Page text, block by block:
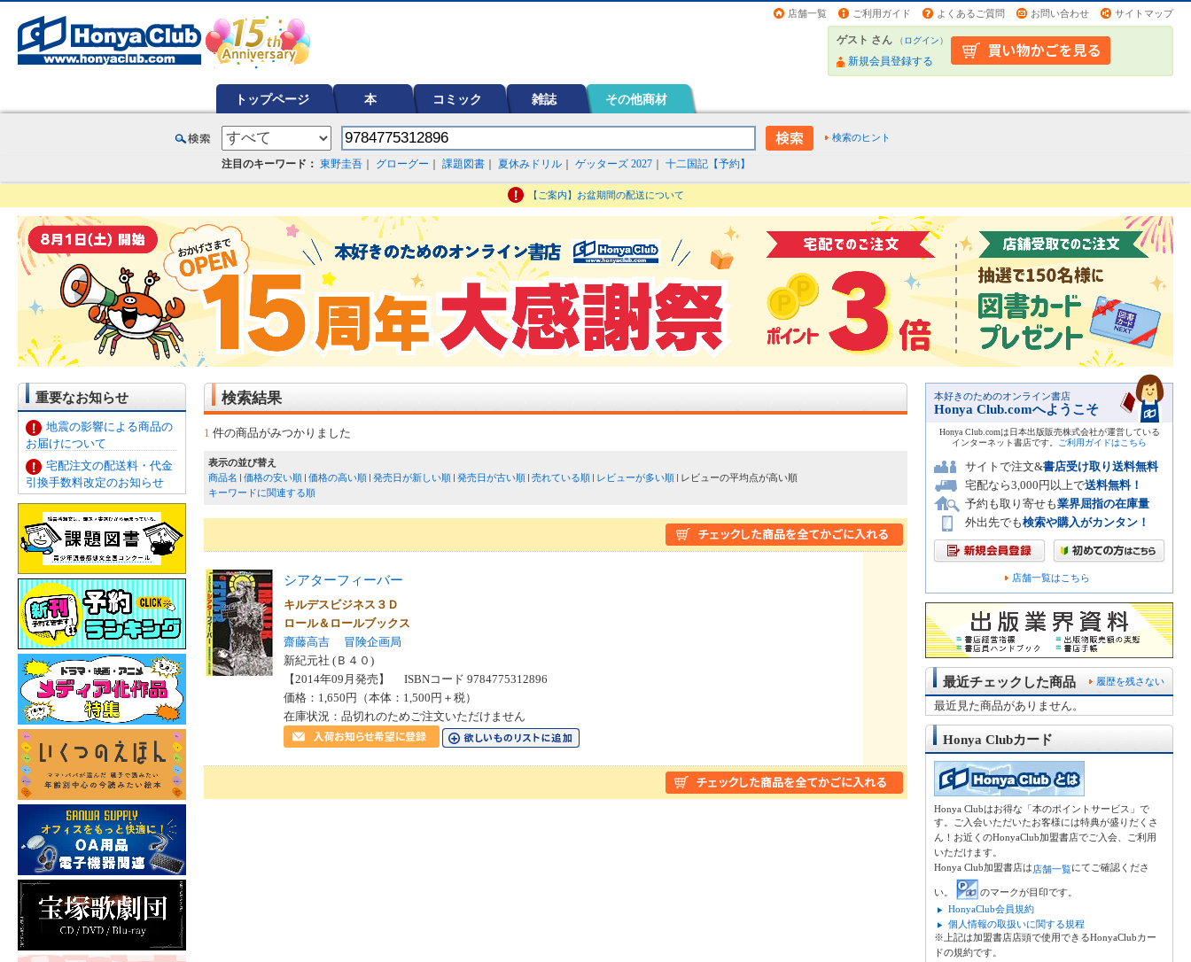
店舗一覧 ご利用ガイド よくあるご質問 お問い合わせ サイトマップ
ゲスト さん （ログイン）
新規会員登録する
トップページ 本 コミック 雑誌 その他商材
検索のヒント
注目のキーワード： 東野圭吾 グローグー 課題図書 夏休みドリル ゲッターズ 2027 十二国記【予約】
【ご案内】お盆期間の配送について
重要なお知らせ
地震の影響による商品の
お届けについて
宅配注文の配送料・代金
引換手数料改定のお知らせ
検索結果
1 件の商品がみつかりました
表示の並び替え
商品名
価格の安い順 価格の高い順 発売日が新しい順 発売日が古い順 売れている順 レビューが多い順
レビューの平均点が高い順
キーワードに関連する順
シアターフィーバー
キルデスビジネス３Ｄ
ロール＆ロールブックス
齋藤高吉
冒険企画局
新紀元社 (Ｂ４０)
【2014年09月発売】 ISBNコード 9784775312896
価格：1,650円（本体：1,500円＋税）
在庫状況：品切れのためご注文いただけません
本好きのためのオンライン書店
Honya Club.comへようこそ
Honya Club.comは日本出版販売株式会社が運営している
インターネット書店です。
ご利用ガイドはこちら
サイトで注文&書店受け取り送料無料
宅配なら3,000円以上で送料無料！
予約も取り寄せも業界屈指の在庫量
外出先でも検索や購入がカンタン！
店舗一覧はこちら
履歴を残さない
最近チェックした商品
最近見た商品がありません。
Honya Clubカード
Honya Clubはお得な「本のポイントサービス」で
す。ご入会いただいたお客様には特典が盛りだくさ
ん！お近くのHonyaClub加盟書店でご入会、ご利用
いただけます。
Honya Club加盟書店は店舗一覧にてご確認くださ
い。
のマークが目印です。
HonyaClub会員規約
個人情報の取扱いに関する規程
※上記は加盟書店店頭で使用できるHonyaClubカー
ドの規約です。